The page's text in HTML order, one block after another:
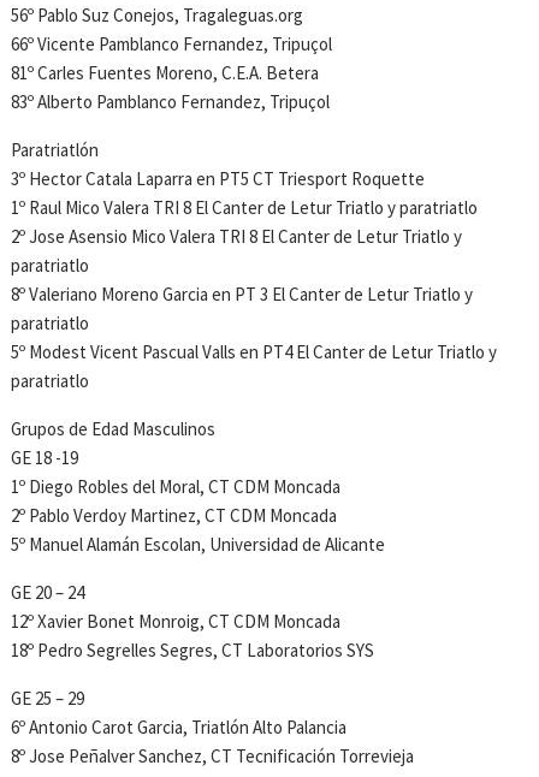
56º Pablo Suz Conejos, Tragaleguas.org
66º Vicente Pamblanco Fernandez, Tripuçol
81º Carles Fuentes Moreno, C.E.A. Betera
83º Alberto Pamblanco Fernandez, Tripuçol
Paratriatlón
3º Hector Catala Laparra en PT5 CT Triesport Roquette
1º Raul Mico Valera TRI 8 El Canter de Letur Triatlo y paratriatlo
2º Jose Asensio Mico Valera TRI 8 El Canter de Letur Triatlo y
paratriatlo
8º Valeriano Moreno Garcia en PT 3 El Canter de Letur Triatlo y
paratriatlo
5º Modest Vicent Pascual Valls en PT4 El Canter de Letur Triatlo y
paratriatlo
Grupos de Edad Masculinos
GE 18 -19
1º Diego Robles del Moral, CT CDM Moncada
2º Pablo Verdoy Martinez, CT CDM Moncada
5º Manuel Alamán Escolan, Universidad de Alicante
GE 20 – 24
12º Xavier Bonet Monroig, CT CDM Moncada
18º Pedro Segrelles Segres, CT Laboratorios SYS
GE 25 – 29
6º Antonio Carot Garcia, Triatlón Alto Palancia
8º Jose Peñalver Sanchez, CT Tecnificación Torrevieja